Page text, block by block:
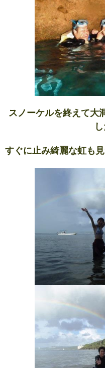
スノーケルを終えて大
すぐに止み綺麗な虹も